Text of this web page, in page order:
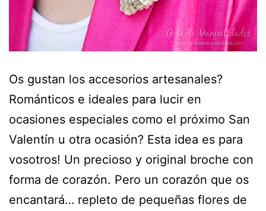
Os gustan los accesorios artesanales?
Románticos e ideales para lucir en
ocasiones especiales como el próximo San
Valentín u otra ocasión? Esta idea es para
vosotros! Un precioso y original broche con
forma de corazón. Pero un corazón que os
encantará… repleto de pequeñas flores de